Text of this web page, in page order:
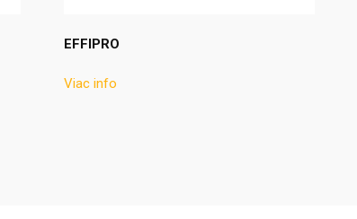
EFFIPRO
Viac info